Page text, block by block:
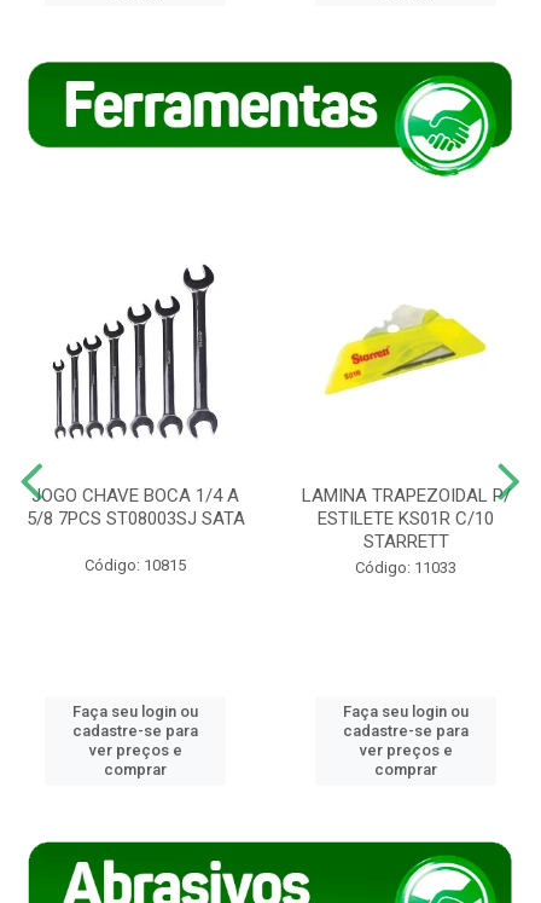
JOGO CHAVE BOCA 1/4 A
5/8 7PCS ST08003SJ SATA
Código: 10815
Faça seu login ou
cadastre-se para
ver preços e
comprar
LAMINA TRAPEZOIDAL P/
ESTILETE KS01R C/10
STARRETT
Código: 11033
Faça seu login ou
cadastre-se para
ver preços e
comprar